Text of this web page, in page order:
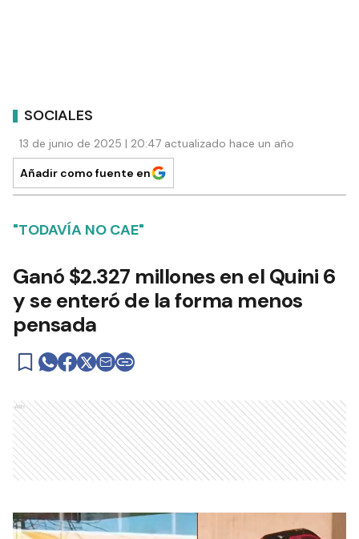
SOCIALES
13 de junio de 2025 | 20:47 actualizado hace un año
Añadir como fuente en
"TODAVÍA NO CAE"
Ganó $2.327 millones en el Quini 6
y se enteró de la forma menos
pensada
Ads